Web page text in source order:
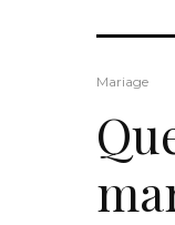
Mariage